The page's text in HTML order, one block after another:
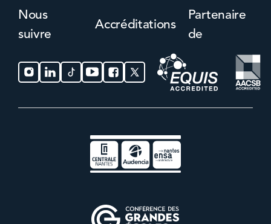
Nous
suivre
Accréditations
Partenaire
de